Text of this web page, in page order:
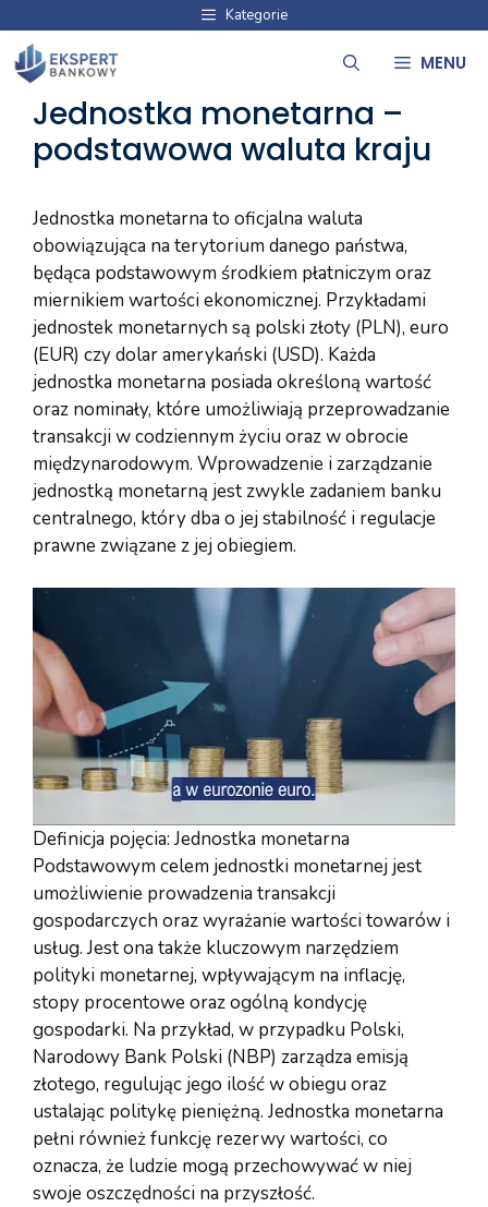
treści
Kategorie
MENU
Jednostka monetarna –
podstawowa waluta kraju
Jednostka monetarna to oficjalna waluta
obowiązująca na terytorium danego państwa,
będąca podstawowym środkiem płatniczym oraz
miernikiem wartości ekonomicznej. Przykładami
jednostek monetarnych są polski złoty (PLN), euro
(EUR) czy dolar amerykański (USD). Każda
jednostka monetarna posiada określoną wartość
oraz nominały, które umożliwiają przeprowadzanie
transakcji w codziennym życiu oraz w obrocie
międzynarodowym. Wprowadzenie i zarządzanie
jednostką monetarną jest zwykle zadaniem banku
centralnego, który dba o jej stabilność i regulacje
prawne związane z jej obiegiem.
Definicja pojęcia: Jednostka monetarna
Podstawowym celem jednostki monetarnej jest
umożliwienie prowadzenia transakcji
gospodarczych oraz wyrażanie wartości towarów i
usług. Jest ona także kluczowym narzędziem
polityki monetarnej, wpływającym na inflację,
stopy procentowe oraz ogólną kondycję
gospodarki. Na przykład, w przypadku Polski,
Narodowy Bank Polski (NBP) zarządza emisją
złotego, regulując jego ilość w obiegu oraz
ustalając politykę pieniężną. Jednostka monetarna
pełni również funkcję rezerwy wartości, co
oznacza, że ludzie mogą przechowywać w niej
swoje oszczędności na przyszłość.